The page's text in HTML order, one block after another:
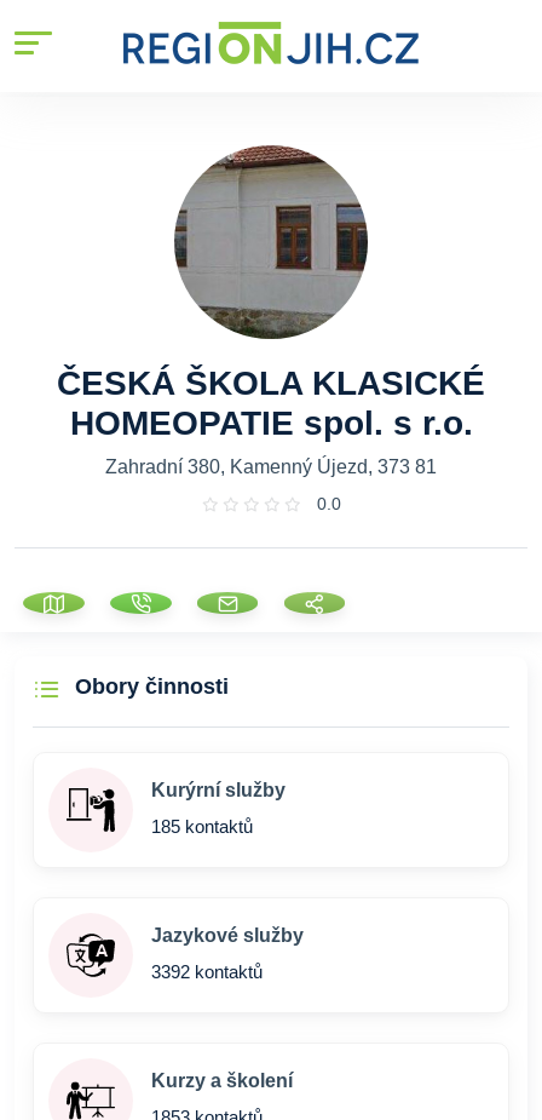
ČESKÁ ŠKOLA KLASICKÉ
HOMEOPATIE spol. s r.o.
Zahradní 380, Kamenný Újezd, 373 81
0.0
Obory činnosti
Kurýrní služby
185 kontaktů
Jazykové služby
3392 kontaktů
Kurzy a školení